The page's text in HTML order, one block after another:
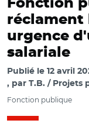
Fonction
réclament
urgence
salariale
Publié le 12 avril
par T.B. / Projets
Fonction publique